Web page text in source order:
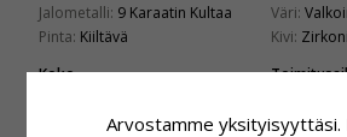
Jalometalli: 9 Karaatin Kultaa
Pinta: Kiiltävä
Väri:
Kivi: Zirkoni
Koko
7,3 mm
Arvostamme yksityisyyttäsi.